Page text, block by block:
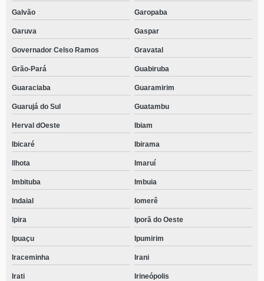
Galvão Garopaba
Garuva Gaspar
Governador Celso Ramos Gravatal
Grão-Pará Guabiruba
Guaraciaba Guaramirim
Guarujá do Sul Guatambu
Herval dOeste Ibiam
Ibicaré Ibirama
Ilhota Imaruí
Imbituba Imbuia
Indaial Iomerê
Ipira Iporã do Oeste
Ipuaçu Ipumirim
Iraceminha Irani
Irati Irineópolis